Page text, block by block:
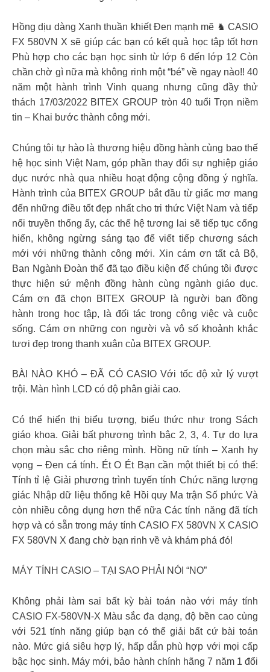
Hồng dịu dàng Xanh thuần khiết Đen mạnh mẽ ♞ CASIO
FX 580VN X sẽ giúp các bạn có kết quả học tập tốt hơn
Phù hợp cho các bạn học sinh từ lớp 6 đến lớp 12 Còn
chần chờ gì nữa mà không rinh một “bé” về ngay nào!! 40
năm một hành trình Vinh quang nhưng cũng đầy thử
thách 17/03/2022 BITEX GROUP tròn 40 tuổi Trọn niềm
tin – Khai bước thành công mới.
Chúng tôi tự hào là thương hiệu đồng hành cùng bao thế
hệ học sinh Việt Nam, góp phần thay đổi sự nghiệp giáo
dục nước nhà qua nhiều hoạt động cộng đồng ý nghĩa.
Hành trình của BITEX GROUP bắt đầu từ giấc mơ mang
đến những điều tốt đẹp nhất cho tri thức Việt Nam và tiếp
nối truyền thống ấy, các thế hệ tương lai sẽ tiếp tục cống
hiến, không ngừng sáng tạo để viết tiếp chương sách
mới với những thành công mới. Xin cám ơn tất cả Bộ,
Ban Ngành Đoàn thể đã tạo điều kiện để chúng tôi được
thực hiện sứ mệnh đồng hành cùng ngành giáo dục.
Cám ơn đã chọn BITEX GROUP là người bạn đồng
hành trong học tập, là đối tác trong công việc và cuộc
sống. Cám ơn những con người và vô số khoảnh khắc
tươi đẹp trong thanh xuân của BITEX GROUP.
BÀI NÀO KHÓ – ĐÃ CÓ CASIO Với tốc độ xử lý vượt
trội. Màn hình LCD có độ phân giải cao.
Có thể hiển thị biểu tượng, biểu thức như trong Sách
giáo khoa. Giải bất phương trình bậc 2, 3, 4. Tự do lựa
chọn màu sắc cho riêng mình. Hồng nữ tính – Xanh hy
vọng – Đen cá tính. Ét O Ét Bạn cần một thiết bị có thể:
Tính tỉ lệ Giải phương trình tuyến tính Chức năng lượng
giác Nhập dữ liệu thống kê Hồi quy Ma trận Số phức Và
còn nhiều công dụng hơn thế nữa Các tính năng đã tích
hợp và có sẵn trong máy tính CASIO FX 580VN X CASIO
FX 580VN X đang chờ bạn rinh về và khám phá đó!
MÁY TÍNH CASIO – TẠI SAO PHẢI NÓI “NO”
Không phải làm sai bất kỳ bài toán nào với máy tính
CASIO FX-580VN-X Màu sắc đa dạng, độ bền cao cùng
với 521 tính năng giúp bạn có thể giải bất cứ bài toán
nào. Mức giá siêu hợp lý, hấp dẫn phù hợp với mọi cấp
bậc học sinh. Máy mới, bảo hành chính hãng 7 năm 1 đổi